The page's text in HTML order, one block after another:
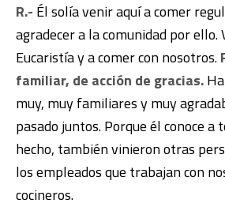
R.- Él solía venir aquí a comer
agradecer a la comunidad por ello.
Eucaristía y a comer con nosotros.
familiar, de acción de gracias.
muy, muy familiares y muy
pasado juntos. Porque él conoce a
hecho, también vinieron otras
los empleados que trabajan con
cocineros.